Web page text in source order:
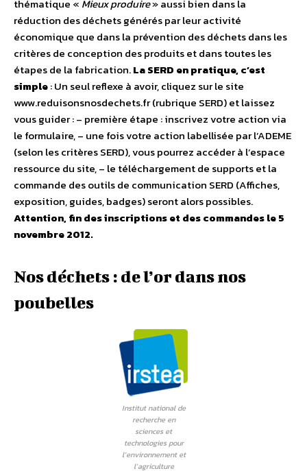
thématique « Mieux produire» aussi bien dans la
réduction des déchets générés par leur activité
économique que dans la prévention des déchets dans les
critères de conception des produits et dans toutes les
étapes de la fabrication.La SERD en pratique, c’est
simple: Un seul reflexe à avoir, cliquez sur le site
www.reduisonsnosdechets.fr (rubrique SERD) et laissez
vous guider : – première étape : inscrivez votre action via
le formulaire, – une fois votre action labellisée par l’ADEME
(selon les critères SERD), vous pourrez accéder à l’espace
ressource du site, – le téléchargement de supports et la
commande des outils de communication SERD (Affiches,
exposition, guides, badges) seront alors possibles.
Attention, fin des inscriptions et des commandes le 5
novembre 2012.
Nos déchets : de l’or dans nos
poubelles
Institut national de
recherche en
sciences et
technologies pour
l’environnement et
l’agriculture